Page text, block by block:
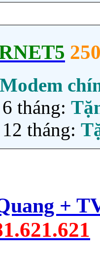
Modem
tháng:
tháng:
+